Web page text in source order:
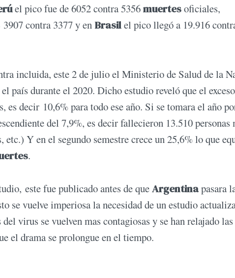
el pico fue de 6052 contra 5356muertesoficiales,
3907 contra 3377 y en Brasilel pico llegó a 19.916
incluida, este 2 de julio el Ministerio de Salud de la
país durante el 2020. Dicho estudio reveló que el
es decir 10,6% para todo ese año. Si se tomara el año
del 7,9%, es decir fallecieron 13.510 personas
Y en el segundo semestre crece un 25,6% lo que
.
este fue publicado antes de queArgentinapasara
se vuelve imperiosa la necesidad de un estudio
virus se vuelven mas contagiosas y se han relajado las
el drama se prolongue en el tiempo.